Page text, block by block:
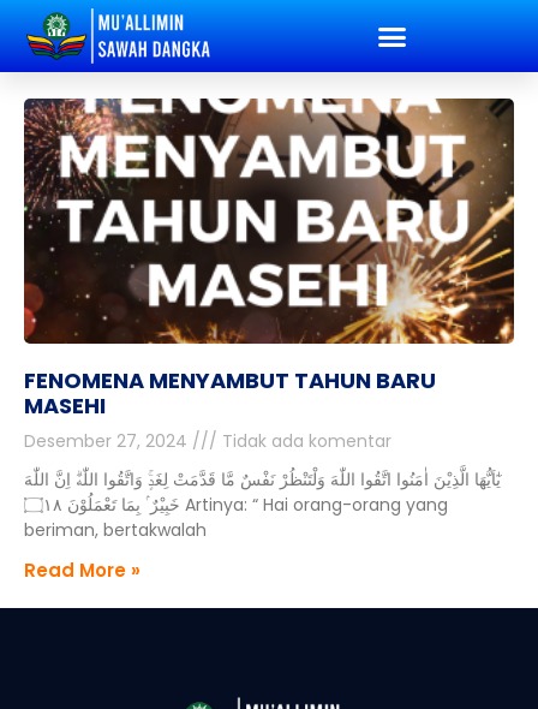
FENOMENA MENYAMBUT TAHUN BARU
MASEHI
Desember 27, 2024
Tidak ada komentar
يٰٓاَيُّهَا الَّذِيْنَ اٰمَنُوا اتَّقُوا اللّٰهَ وَلْتَنْظُرْ نَفْسٌ مَّا قَدَّمَتْ لِغَدٍۚ وَاتَّقُوا اللّٰهَۗ اِنَّ اللّٰهَ
خَبِيْرٌ ۢ بِمَا تَعْمَلُوْنَ ۝١٨ Artinya: “ Hai orang-orang yang
beriman, bertakwalah
Read More »